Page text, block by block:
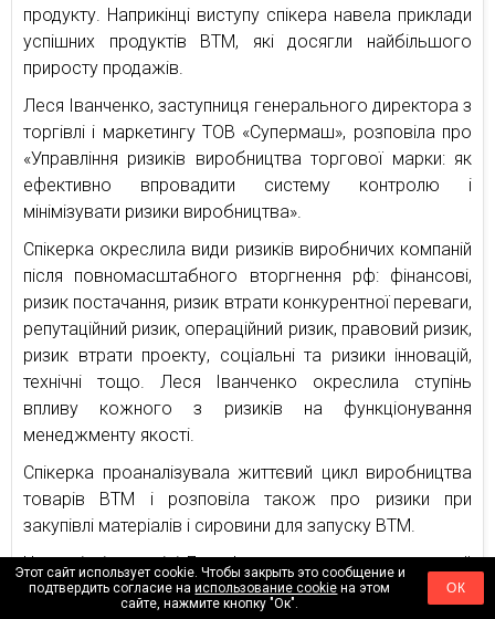
продукту. Наприкінці виступу спікера навела приклади
успішних продуктів ВТМ, які досягли найбільшого
приросту продажів.
Леся Іванченко, заступниця генерального директора з
торгівлі і маркетингу ТОВ «Супермаш», розповіла про
«Управління ризиків виробництва торгової марки: як
ефективно впровадити систему контролю і
мінімізувати ризики виробництва».
Спікерка окреслила види ризиків виробничих компаній
після повномасштабного вторгнення рф: фінансові,
ризик постачання, ризик втрати конкурентної переваги,
репутаційний ризик, операційний ризик, правовий ризик,
ризик втрати проекту, соціальні та ризики інновацій,
технічні тощо. Леся Іванченко окреслила ступінь
впливу кожного з ризиків на функціонування
менеджменту якості.
Спікерка проаналізувала життєвий цикл виробництва
товарів ВТМ і розповіла також про ризики при
закупівлі матеріалів і сировини для запуску ВТМ.
Наприкінці доповіді Леся Іванченко навела практичний
приклад, як ризик втрати проекту відкрив нові
Этот сайт использует cookie. Чтобы закрыть это сообщение и
подтвердить согласие наиспользование cookie на этом
сайте, нажмите кнопку "Ок".
ОК